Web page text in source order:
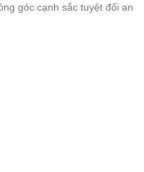
góc cạnh sắc tuyệt đối an